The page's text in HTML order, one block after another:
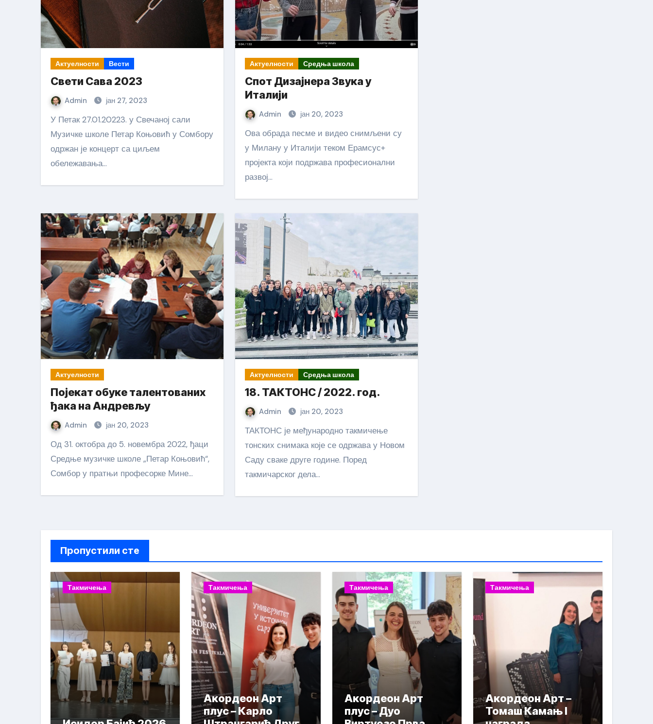
Актуелности Вести
Свети Сава 2023
Admin јан 27, 2023
У Петак 27.01.20223. у Свечаној сали
Музичке школе Петар Коњовић у Сомбору
одржан је концерт са циљем
обележавања…
Актуелности Средња школа
Спот Дизајнера Звука у
Италији
Admin јан 20, 2023
Ова обрада песме и видео снимљени су
у Милану у Италији теком Ерамсус+
пројекта који подржава професионални
развој…
Актуелности
Појекат обуке талентованих
ђака на Андревљу
Admin јан 20, 2023
Од 31. октобра до 5. новембра 2022, ђаци
Средње музичке школе „Петар Коњовић“,
Сомбор у пратњи професорке Мине…
Актуелности Средња школа
18. ТАКТОНС / 2022. год.
Admin јан 20, 2023
ТАКТОНС је међународно такмичење
тонских снимака које се одржава у Новом
Саду сваке друге године. Поред
такмичарског дела…
Пропустили сте
Такмичења Такмичења
Акордеон Арт
плус – Карло
Такмичења
Акордеон Арт
плус – Дуо
Такмичења
Акордеон Арт –
Томаш Камањ I